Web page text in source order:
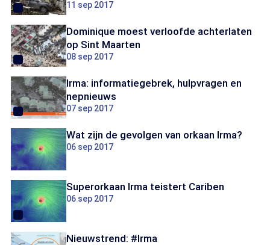
11 sep 2017
Dominique moest verloofde achterlaten
op Sint Maarten
08 sep 2017
Irma: informatiegebrek, hulpvragen en
nepnieuws
07 sep 2017
Wat zijn de gevolgen van orkaan Irma?
06 sep 2017
Superorkaan Irma teistert Cariben
06 sep 2017
Nieuwstrend: #Irma